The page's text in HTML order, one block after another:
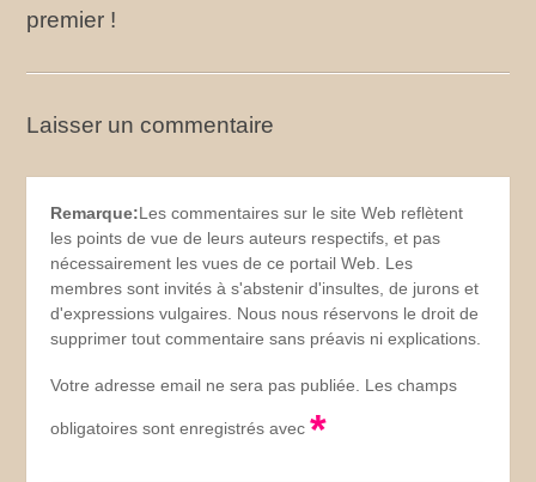
premier !
Laisser un commentaire
Remarque:Les commentaires sur le site Web reflètent
les points de vue de leurs auteurs respectifs, et pas
nécessairement les vues de ce portail Web. Les
membres sont invités à s'abstenir d'insultes, de jurons et
d'expressions vulgaires. Nous nous réservons le droit de
supprimer tout commentaire sans préavis ni explications.
Votre adresse email ne sera pas publiée. Les champs
obligatoires sont enregistrés avec*